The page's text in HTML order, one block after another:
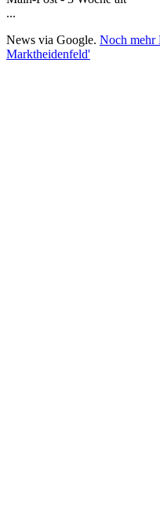
...
News via Google. Noch mehr
Marktheidenfeld'